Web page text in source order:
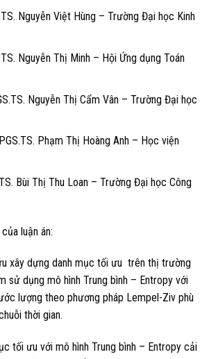
Nguyễn Việt Hùng – Trường Đại học Kinh
Nguyễn Thị Minh – Hội Ứng dụng Toán
Nguyễn Thị Cẩm Vân – Trường Đại học
Phạm Thị Hoàng Anh – Học viện
Bùi Thị Thu Loan – Trường Đại học Công
luận án:
xây dựng danh mục tối ưu trên thị trường
sử dụng mô hình Trung bình – Entropy với
lượng theo phương pháp Lempel-Ziv phù
thời gian.
tối ưu với mô hình Trung bình – Entropy cải